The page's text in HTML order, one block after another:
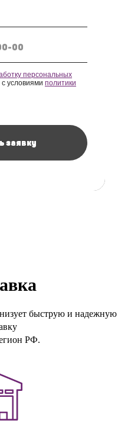
персональных
с условиями политики
заявку
быструю и надежную
РФ.